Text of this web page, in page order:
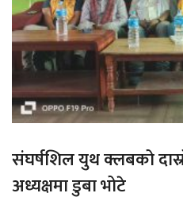
संघर्षशिल युथ क्लबको
अध्यक्षमा डुबा भोटे